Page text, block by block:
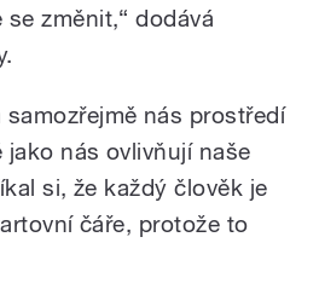
změnit,“ dodává
samozřejmě nás prostředí
jako nás ovlivňují naše
si, že každý člověk je
čáře, protože to